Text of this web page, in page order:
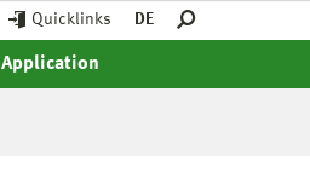
Quicklinks DE
Application